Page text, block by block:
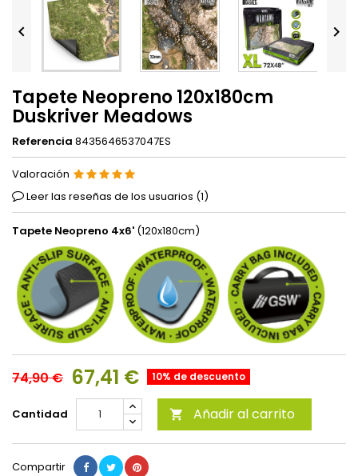
 
Tapete Neopreno 120x180cm
Duskriver Meadows
Referencia 8435646537047ES
Valoración
Leer las reseñas de los usuarios (1)
Tapete Neopreno 4x6' (120x180cm)
74,90 € 67,41 € 10% de descuento
Cantidad  Añadir al carrito
Compartir